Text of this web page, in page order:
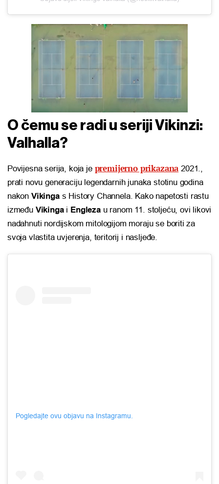
O čemu se radi u seriji Vikinzi:
Valhalla?
Povijesna serija, koja je premijerno prikazana2021.,
prati novu generaciju legendarnih junaka stotinu godina
nakon Vikingas History Channela. Kako napetosti rastu
između Vikingai Englezau ranom 11. stoljeću, ovi likovi
nadahnuti nordijskom mitologijom moraju se boriti za
svoja vlastita uvjerenja, teritorij i nasljeđe.
Pogledajte ovu objavu na Instagramu.